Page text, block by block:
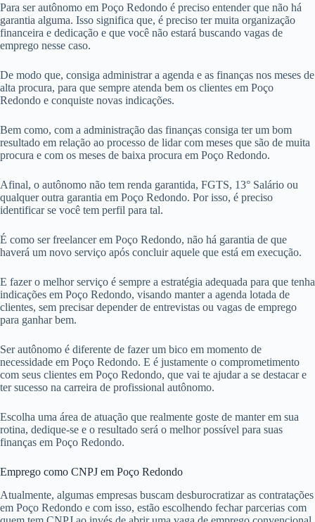
Para ser autônomo em Poço Redondo é preciso entender que não há
garantia alguma. Isso significa que, é preciso ter muita organização
financeira e dedicação e que você não estará buscando vagas de
emprego nesse caso.
De modo que, consiga administrar a agenda e as finanças nos meses de
alta procura, para que sempre atenda bem os clientes em Poço
Redondo e conquiste novas indicações.
Bem como, com a administração das finanças consiga ter um bom
resultado em relação ao processo de lidar com meses que são de muita
procura e com os meses de baixa procura em Poço Redondo.
Afinal, o autônomo não tem renda garantida, FGTS, 13° Salário ou
qualquer outra garantia em Poço Redondo. Por isso, é preciso
identificar se você tem perfil para tal.
É como ser freelancer em Poço Redondo, não há garantia de que
haverá um novo serviço após concluir aquele que está em execução.
E fazer o melhor serviço é sempre a estratégia adequada para que tenha
indicações em Poço Redondo, visando manter a agenda lotada de
clientes, sem precisar depender de entrevistas ou vagas de emprego
para ganhar bem.
Ser autônomo é diferente de fazer um bico em momento de
necessidade em Poço Redondo. E é justamente o comprometimento
com seus clientes em Poço Redondo, que vai te ajudar a se destacar e
ter sucesso na carreira de profissional autônomo.
Escolha uma área de atuação que realmente goste de manter em sua
rotina, dedique-se e o resultado será o melhor possível para suas
finanças em Poço Redondo.
Emprego como CNPJ em Poço Redondo
Atualmente, algumas empresas buscam desburocratizar as contratações
em Poço Redondo e com isso, estão escolhendo fechar parcerias com